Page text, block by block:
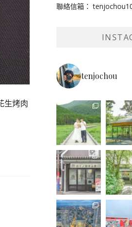
生烤肉
聯絡信箱：
tenjochou